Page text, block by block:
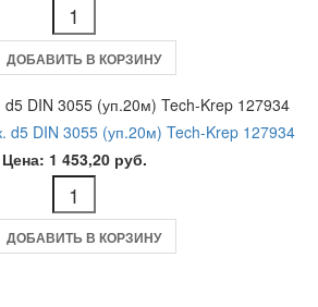
ДОБАВИТЬ В КОРЗИНУ
d5 DIN 3055 (уп.20м) Tech-Krep 127934
Цена: 1 453,20 руб.
ДОБАВИТЬ В КОРЗИНУ